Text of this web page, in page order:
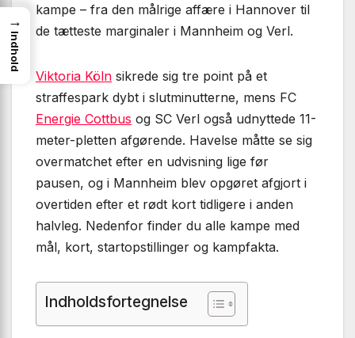
kampe – fra den målrige affære i Hannover til
de tætteste marginaler i Mannheim og Verl.
Viktoria Köln sikrede sig tre point på et
straffespark dybt i slutminutterne, mens FC
Energie Cottbus og SC Verl også udnyttede 11-
meter-pletten afgørende. Havelse måtte se sig
overmatchet efter en udvisning lige før
pausen, og i Mannheim blev opgøret afgjort i
overtiden efter et rødt kort tidligere i anden
halvleg. Nedenfor finder du alle kampe med
mål, kort, startopstillinger og kampfakta.
Indholdsfortegnelse
→
Indhold